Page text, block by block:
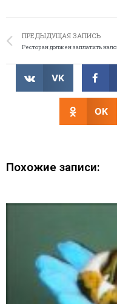
ПРЕДЫДУЩАЯ ЗАПИСЬ
VK
OK
Похожие записи: